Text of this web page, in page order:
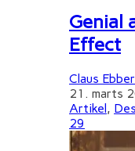
Genial
Effect
Claus
21. marts
Artikel,
29